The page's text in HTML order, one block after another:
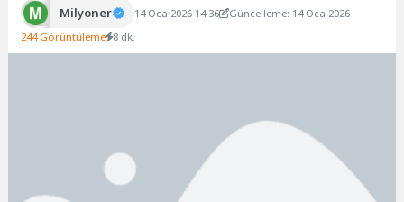
Milyoner 14 Oca 2026 14:36
Güncelleme: 14 Oca 2026
244 Görüntüleme 8 dk.